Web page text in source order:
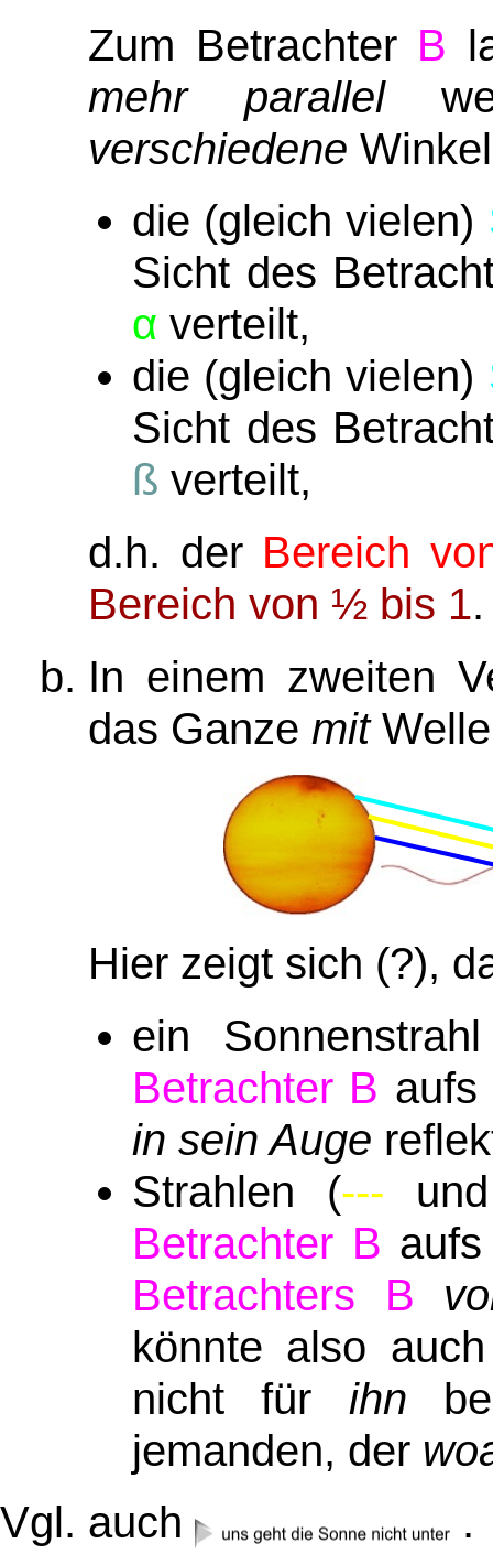
Zum Betrachter B
mehr parallel
verschiedene
die (gleich vielen)
Sicht des
α verteilt,
die (gleich vielen)
Sicht des
ß verteilt,
d.h. der Bereich
Bereich von ½ bis 1.
In einem zweiten
das Ganze mit
Hier zeigt sich (?),
ein
Betrachter B aufs
in sein Auge
Strahlen (---
Betrachter B
Betrachters B
könnte also
nicht für ihn
jemanden, der
Vgl. auch
.